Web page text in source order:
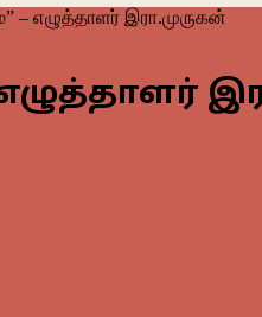
– எழுத்தாளர் இரா.முருகன்